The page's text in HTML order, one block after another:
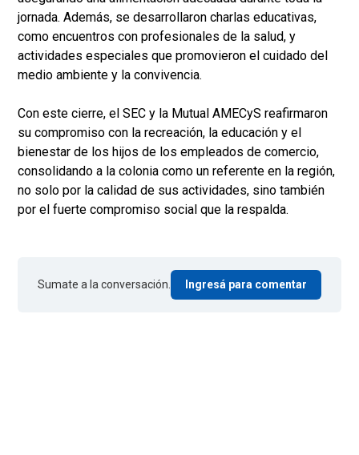
jornada. Además, se desarrollaron charlas educativas,
como encuentros con profesionales de la salud, y
actividades especiales que promovieron el cuidado del
medio ambiente y la convivencia.
Con este cierre, el SEC y la Mutual AMECyS reafirmaron
su compromiso con la recreación, la educación y el
bienestar de los hijos de los empleados de comercio,
consolidando a la colonia como un referente en la región,
no solo por la calidad de sus actividades, sino también
por el fuerte compromiso social que la respalda.
Sumate a la conversación. Ingresá para comentar